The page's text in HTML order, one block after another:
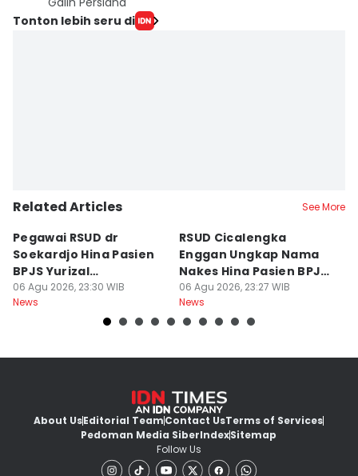
Tonton lebih seru di
Related Articles See More
Pegawai RSUD dr
Soekardjo Hina Pasien
BPJS Yurizal
Mengundurkan Diri
06 Agu 2026, 23:30 WIB
News
RSUD Cicalengka
Enggan Ungkap Nama
Nakes Hina Pasien BPJS
Yurizal
06 Agu 2026, 23:27 WIB
News
About UsEditorial TeamContact UsTerms of Services
Pedoman Media SiberIndexSitemap
Follow Us